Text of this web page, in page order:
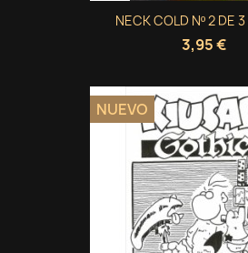
NECK COLD Nº 2 DE
3,95 €
NUEVO